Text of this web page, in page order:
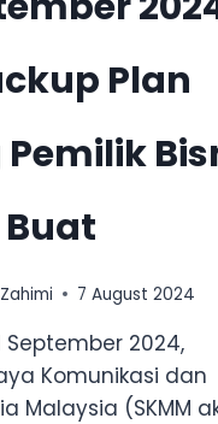
Plan
Buat
7 August 2024
September 2024,
Komunikasi dan
Malaysia (SKMM